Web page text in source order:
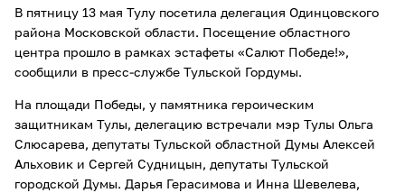
В пятницу 13 мая Тулу посетила делегация Одинцовского
района Московской области. Посещение областного
центра прошло в рамках эстафеты «Салют Победе!»,
сообщили в пресс-службе Тульской Гордумы.
На площади Победы, у памятника героическим
защитникам Тулы, делегацию встречали мэр Тулы Ольга
Слюсарева, депутаты Тульской областной Думы Алексей
Альховик и Сергей Судницын, депутаты Тульской
городской Думы. Дарья Герасимова и Инна Шевелева,